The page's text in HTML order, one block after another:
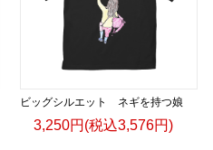
ビッグシルエット ネギを持つ娘
3,250円(税込3,576円)